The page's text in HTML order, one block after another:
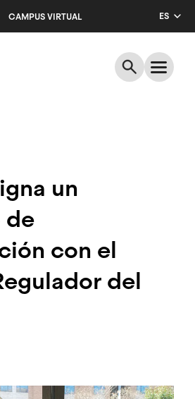
CAMPUS VIRTUAL
ES
EN
un
de
con el
del